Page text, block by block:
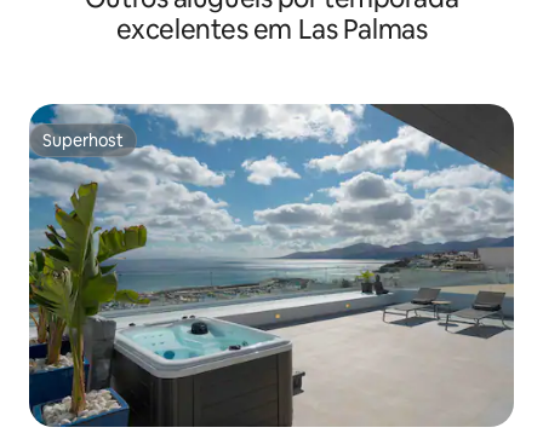
excelentes em Las Palmas
Superhost
Superhost